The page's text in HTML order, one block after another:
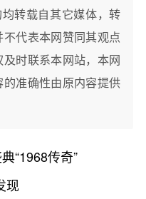
转载自其它媒体，转
代表本网赞同其观点
时联系本网站，本网
准确性由原内容提供
“1968传奇”
现